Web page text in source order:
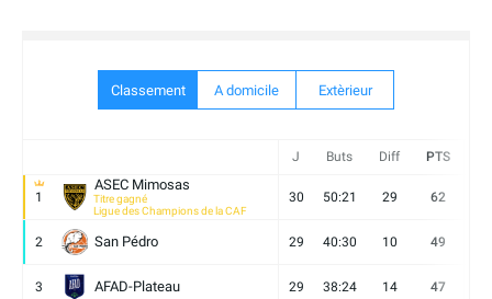
Classement A domicile Extèrieur
J Buts Diff PTS
1
ASEC Mimosas
Titre gagné
Ligue des Champions de la CAF
30 50:21 29 62
2 San Pédro 29 40:30 10 49
3 AFAD-Plateau 29 38:24 14 47